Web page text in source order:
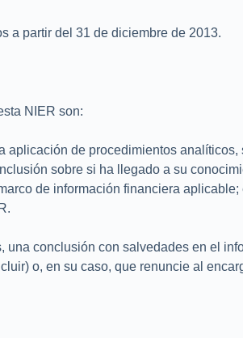
a partir del 31 de diciembre de 2013.
NIER son:
de procedimientos
sobre si ha llegado a su
de información financiera aplicable;
conclusión con salvedades en el
o, en su caso, que renuncie al